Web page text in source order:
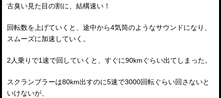
古臭い見た目の割に、結構速い！
回転数を上げていくと、途中から4気筒のようなサウンドになり、
スムーズに加速していく。
2人乗りで1速で回していくと、すぐに90kmぐらい出てしまった。
スクランブラーは80km出すのに5速で3000回転ぐらい回さないと
いけないが、